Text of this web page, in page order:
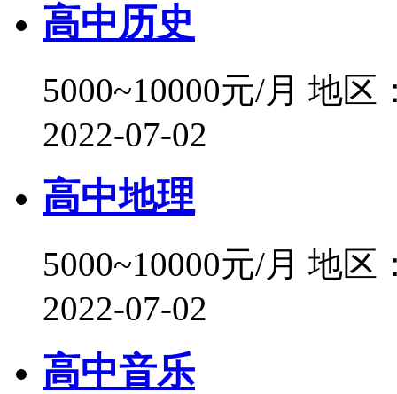
高中历史
5000~10000元/月 地区
2022-07-02
高中地理
5000~10000元/月 地区
2022-07-02
高中音乐